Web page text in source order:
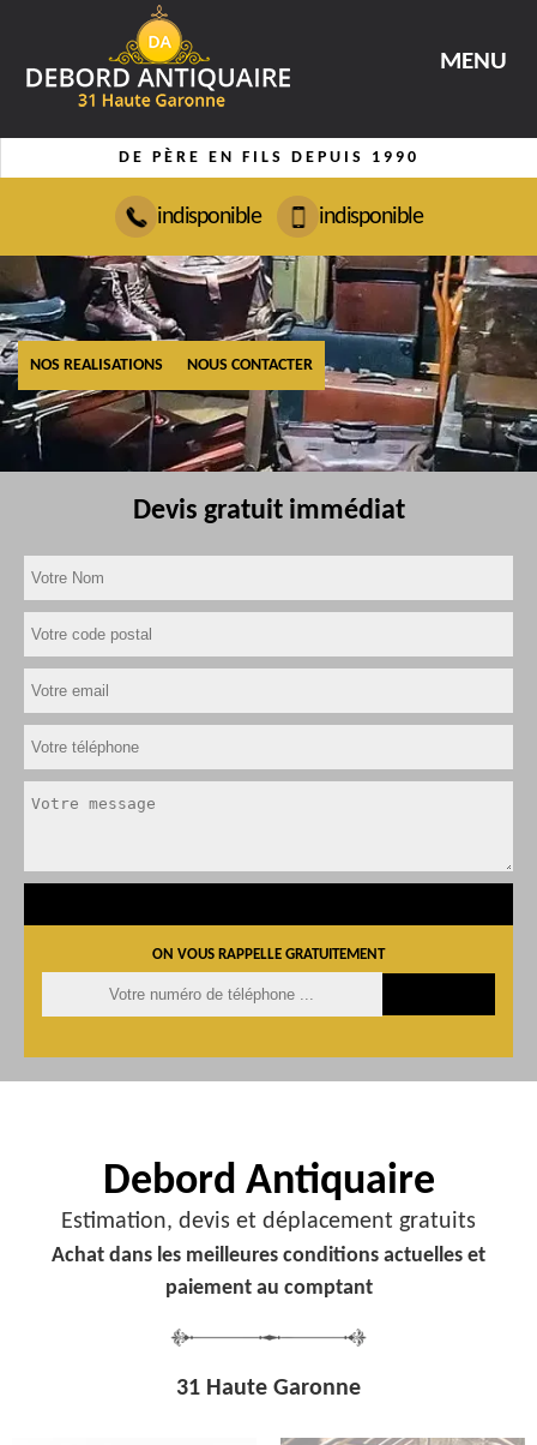
MENU
DE PÈRE EN FILS DEPUIS 1990
indisponible indisponible
NOS REALISATIONS NOUS CONTACTER
Devis gratuit immédiat
ON VOUS RAPPELLE GRATUITEMENT
Debord Antiquaire
Estimation, devis et déplacement gratuits
Achat dans les meilleures conditions actuelles et
paiement au comptant
31 Haute Garonne